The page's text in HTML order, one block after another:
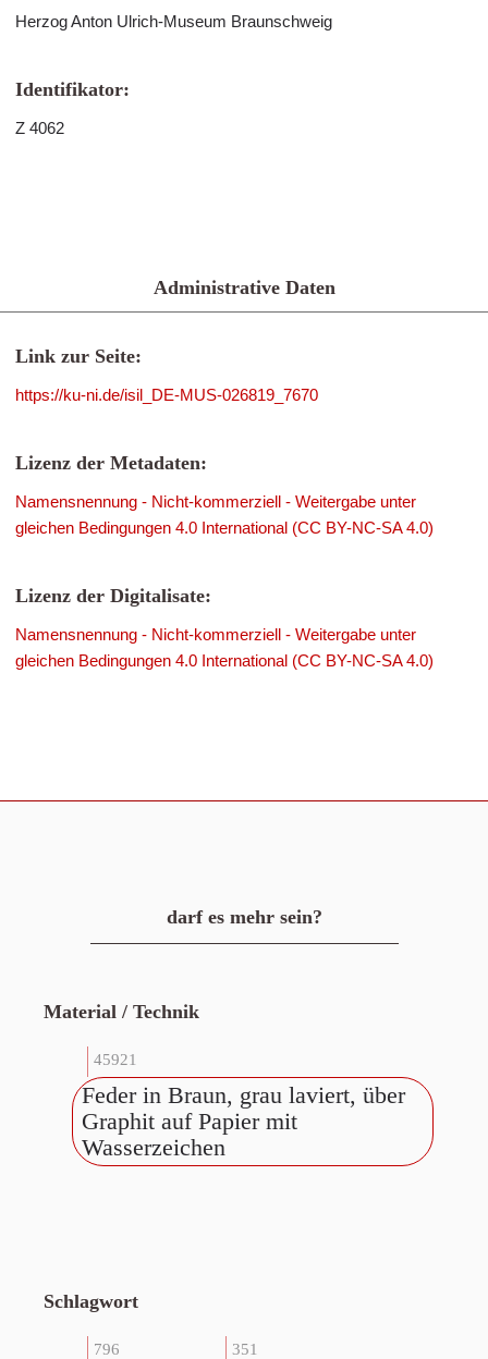
Herzog Anton Ulrich-Museum Braunschweig
Identifikator:
Z 4062
Administrative Daten
Link zur Seite:
https://ku-ni.de/isil_DE-MUS-026819_7670
Lizenz der Metadaten:
Namensnennung - Nicht-kommerziell - Weitergabe unter
gleichen Bedingungen 4.0 International (CC BY-NC-SA 4.0)
Lizenz der Digitalisate:
Namensnennung - Nicht-kommerziell - Weitergabe unter
gleichen Bedingungen 4.0 International (CC BY-NC-SA 4.0)
darf es mehr sein?
Material / Technik
45921
Feder in Braun, grau laviert, über
Graphit auf Papier mit
Wasserzeichen
Schlagwort
796 351